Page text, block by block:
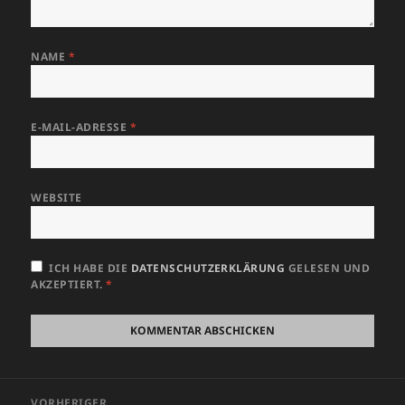
NAME *
E-MAIL-ADRESSE *
WEBSITE
ICH HABE DIE DATENSCHUTZERKLÄRUNG GELESEN UND
AKZEPTIERT. *